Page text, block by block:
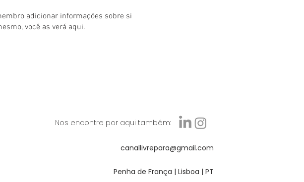
adicionar informações sobre si
você as verá aqui.
Nos encontre por aqui também:
canallivrepara@gmail.com
Penha de França | Lisboa | PT